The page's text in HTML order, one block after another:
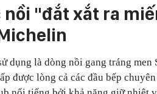
nồi "đắt xắt ra
dụng là dòng nồi gang tráng men
được lòng cả các đầu bếp